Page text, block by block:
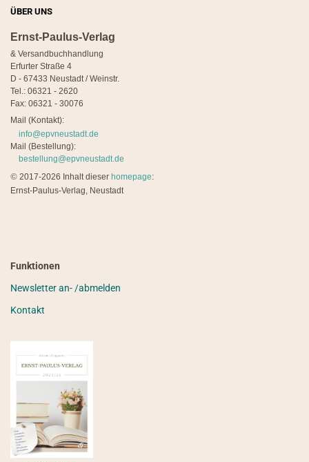
ÜBER UNS
Ernst-Paulus-Verlag
& Versandbuchhandlung
Erfurter Straße 4
D - 67433 Neustadt / Weinstr.
Tel.: 06321 - 2620
Fax: 06321 - 30076
Mail (Kontakt):
info@epvneustadt.de
Mail (Bestellung):
bestellung@epvneustadt.de
© 2017-2026 Inhalt dieser homepage:
Ernst-Paulus-Verlag, Neustadt
Funktionen
Newsletter an- /abmelden
Kontakt